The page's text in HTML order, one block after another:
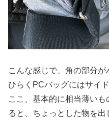
こんな感じで、角の部分が
ひらくPCバッグにはサイ
ここ、基本的に相当薄い
ると、ちょっとした物を